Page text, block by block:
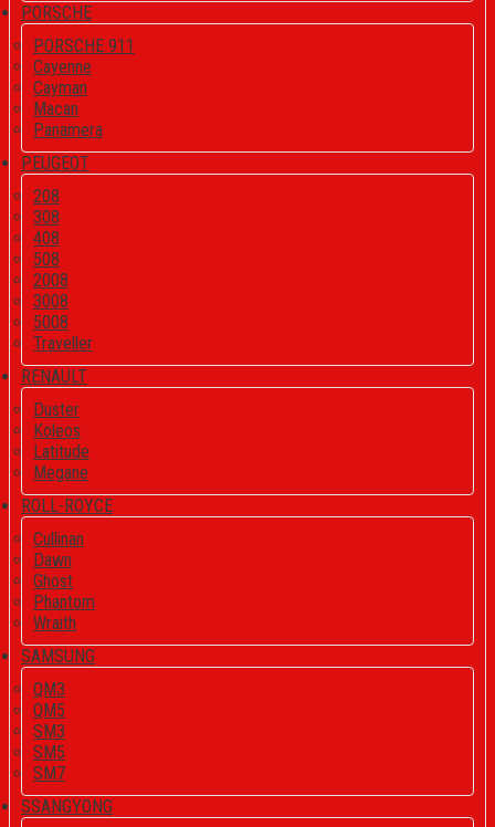
PORSCHE
PORSCHE 911
Cayenne
Cayman
Macan
Panamera
PEUGEOT
208
308
408
508
2008
3008
5008
Traveller
RENAULT
Duster
Koleos
Latitude
Megane
ROLL-ROYCE
Cullinan
Dawn
Ghost
Phantom
Wraith
SAMSUNG
QM3
QM5
SM3
SM5
SM7
SSANGYONG